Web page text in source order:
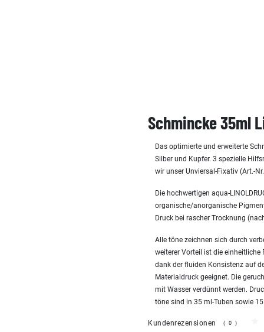
Schmincke 35ml
Das optimierte und erweiterte
Silber und Kupfer. 3 spezielle
wir unser Unviersal-Fixativ (Art.-
Die hochwertigen aqua-
organische/anorganische
Druck bei rascher Trocknung
Alle töne zeichnen sich durch
weiterer Vorteil ist die einheitliche
dank der fluiden Konsistenz auf
Materialdruck geeignet. Die
mit Wasser verdünnt werden.
töne sind in 35 ml-Tuben sowie
Kundenrezensionen (0)